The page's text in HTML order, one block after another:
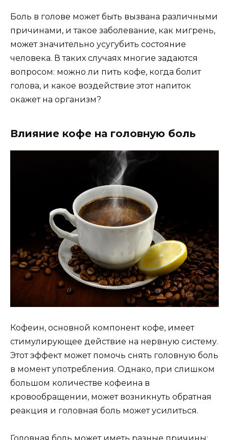
Боль в голове может быть вызвана различными
причинами, и такое заболевание, как мигрень,
может значительно усугубить состояние
человека. В таких случаях многие задаются
вопросом: можно ли пить кофе, когда болит
голова, и какое воздействие этот напиток
окажет на организм?
Влияние кофе на головную боль
Кофеин, основной компонент кофе, имеет
стимулирующее действие на нервную систему.
Этот эффект может помочь снять головную боль
в момент употребления. Однако, при слишком
большом количестве кофеина в
кровообращении, может возникнуть обратная
реакция и головная боль может усилиться.